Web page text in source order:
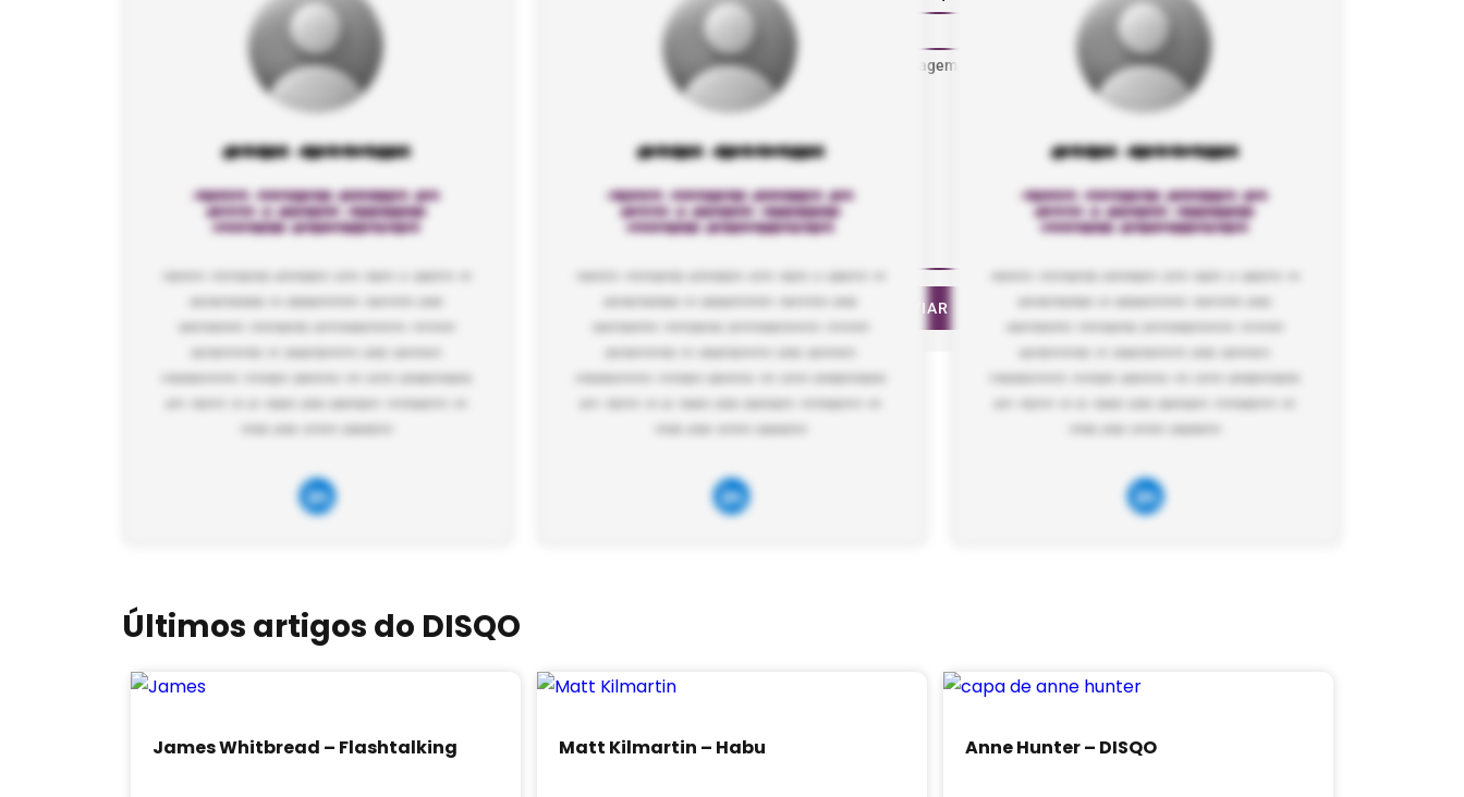
ENVIAR
Últimos artigos do DISQO
James Whitbread – Flashtalking Matt Kilmartin – Habu Anne Hunter – DISQO